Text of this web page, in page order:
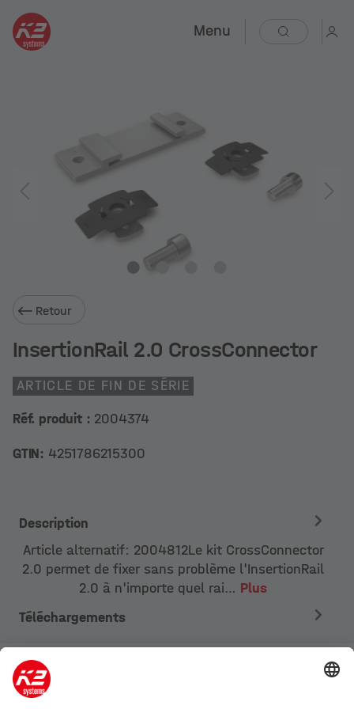
Menu
Retour
InsertionRail 2.0 CrossConnector
ARTICLE DE FIN DE SÉRIE
Réf. produit : 2004374
GTIN: 4251786215300
Description
Article alternatif: 2004812Le kit CrossConnector
2.0 permet de fixer sans problème l'InsertionRail
2.0 à n'importe quel rai… Plus
Téléchargements